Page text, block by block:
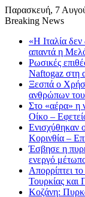
Παρασκευή, 7
Breaking News
«Η Ιταλία δεν
απαντά η
Ρωσικές
Naftogaz στη
Ξεσπά ο
ανθρώπων
Στο «αέρα» η
Οίκο –
Ενισχύθηκαν
Κορινθία –
Έσβησε η
ενεργό
Απορρίπτει
Τουρκίας και
Κοζάνη: